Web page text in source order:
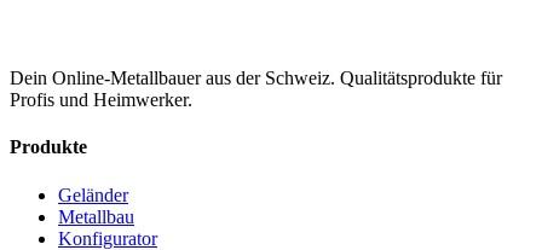
Dein Online-Metallbauer aus der Schweiz. Qualitätsprodukte für
Profis und Heimwerker.
Produkte
Geländer
Metallbau
Konfigurator